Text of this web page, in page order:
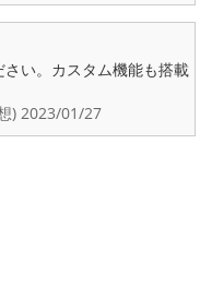
い。カスタム機能も搭載
) 2023/01/27